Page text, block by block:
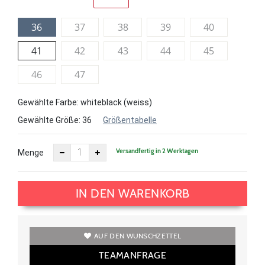
36 37 38 39
40
41
42 43 44
45
46
47
Gewählte Farbe: whiteblack (weiss)
Gewählte Größe: 36 Größentabelle
Menge Versandfertig in 2 Werktagen
IN DEN WARENKORB
AUF DEN WUNSCHZETTEL
TEAMANFRAGE